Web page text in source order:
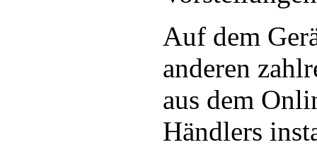
Auf dem
anderen
aus dem
Händlers